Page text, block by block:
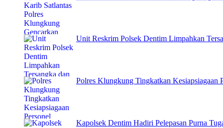
Unit Reskrim Polsek Dentim Limpahkan
Polres Klungkung Tingkatkan Kesiapsiagaan
Kapolsek Dentim Hadiri Pelepasan Purna